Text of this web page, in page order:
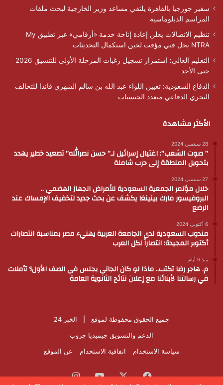
سفير جورجيا بالقاهرة يلتقي مساعد وزير الخارجية لبحث ملفات
المراسم الدبلوماسية
تنظيم الاتصالات يعلن إعادة إتاحة خدمة «أرقامي» عبر تطبيق My
NTRA بحل فني مؤقت لحين استكمال التحديثات
التعليم العالي: استمرار تسجيل رغبات المرحلة الأولى للتنسيق 2026
حتى الأحد
الدفاع السعودية: تعيين اللواء عبد الله بن سالم الشهري قائدا للتحالف
البحري الدفاعي متعدد الجنسيات
الأكثر مشاهدة
28 سبتمبر، 2024
” صوت الشعب”: اغتيال إسرائيل لـ” حسن نصرالله” تصعيد خطير يهدد
بتحويل المنطقة إلى حرب شاملة
27 سبتمبر، 2024
خلال مؤتمر الجمعية السعودية للأمراض الجهاز الهضمي ..
البروفيسور مارك بينينغا يكشف عن بحث جديد لتخفيف الإمساك عند
الرضع
6 أكتوبر، 2024
مندوب السعودية لدى الجامعة العربية يهنيء مصر بمناسبة انتصارات
أكتوبر المجيدة: انتصاراً لكل العرب
منذ 6 أيام
م. هاجر رضا تكتب.. ماذا لو كان الجاني يجلس في الصف الأول؟ تأملات
في رسالتنا لأبنائنا مع إعلان نتائج الثانوية العامة
جميع الحقوق محفوظة لموقع | الخبر 24
الدعم والتسويق جيميديا جروب
سياسة الاستخدام
اتفاقية الاستخدام عن الموقع
فيسبوك
‫X
‫YouTubeانستقرام